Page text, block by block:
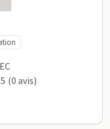
(0 avis)